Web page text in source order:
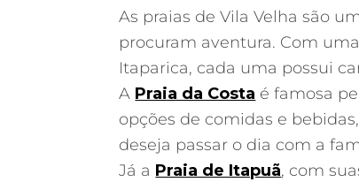
As praias de Vila Velha são
procuram aventura. Com
Itaparica, cada uma possui
A Praia da Costa é famosa
opções de comidas e
deseja passar o dia com a
Já a Praia de Itapuã, com